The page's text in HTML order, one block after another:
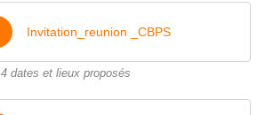
Invitation_reunion _CBPS
4 dates et lieux proposés